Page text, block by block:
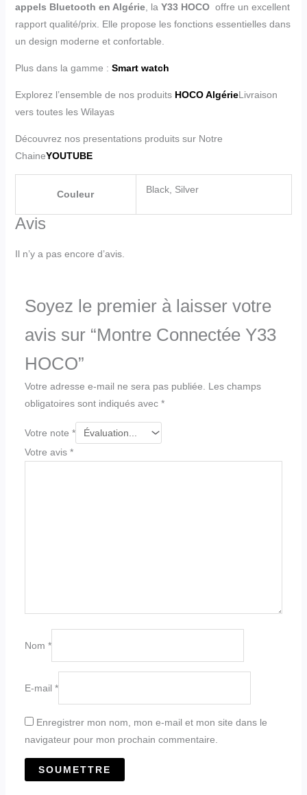
appels Bluetooth en Algérie, la Y33 HOCO offre un excellent
rapport qualité/prix. Elle propose les fonctions essentielles dans
un design moderne et confortable.
Plus dans la gamme : Smart watch
Explorez l’ensemble de nos produits HOCO AlgérieLivraison
vers toutes les Wilayas
Découvrez nos presentations produits sur Notre
ChaineYOUTUBE
Couleur Black, Silver
Avis
Il n’y a pas encore d’avis.
Soyez le premier à laisser votre
avis sur “Montre Connectée Y33
HOCO”
Votre adresse e-mail ne sera pas publiée.
Les champs
obligatoires sont indiqués avec *
Votre note *
Votre avis *
Nom *
E-mail *
Enregistrer mon nom, mon e-mail et mon site dans le
navigateur pour mon prochain commentaire.